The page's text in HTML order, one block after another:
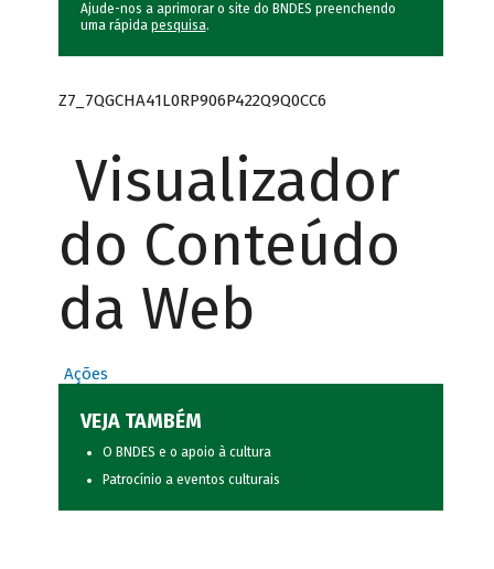
Ajude-nos a aprimorar o site do BNDES preenchendo
uma rápida pesquisa.
Z7_7QGCHA41L0RP906P422Q9Q0CC6
Visualizador
do Conteúdo
da Web
Ações
VEJA TAMBÉM
O BNDES e o apoio à cultura
Patrocínio a eventos culturais